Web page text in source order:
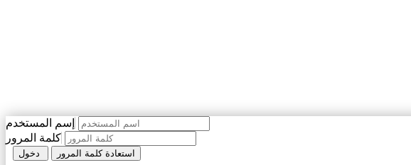
إسم المستخدم
كلمة المرور
استعادة كلمة المرور